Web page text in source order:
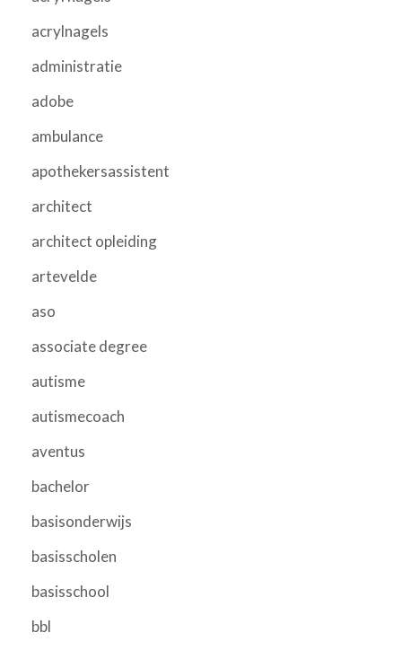
acrylnagels
administratie
adobe
ambulance
apothekersassistent
architect
architect opleiding
artevelde
aso
associate degree
autisme
autismecoach
aventus
bachelor
basisonderwijs
basisscholen
basisschool
bbl